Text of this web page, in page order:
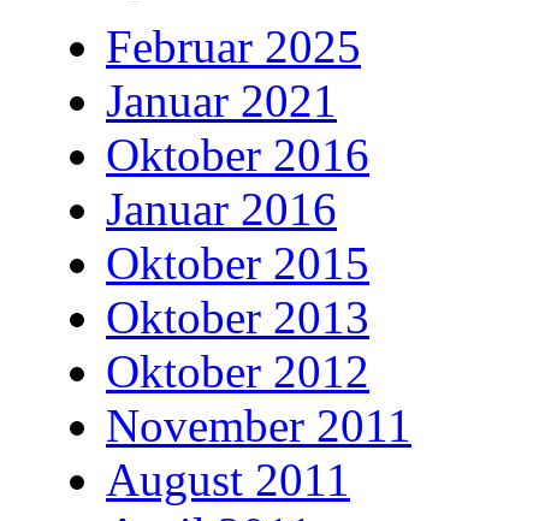
Februar 2025
Januar 2021
Oktober 2016
Januar 2016
Oktober 2015
Oktober 2013
Oktober 2012
November 2011
August 2011